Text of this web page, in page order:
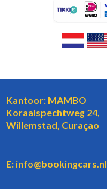
Kantoor: MAMBO
Koraalspechtweg 24,
Willemstad, Curaçao
E: info@bookingcars.nl